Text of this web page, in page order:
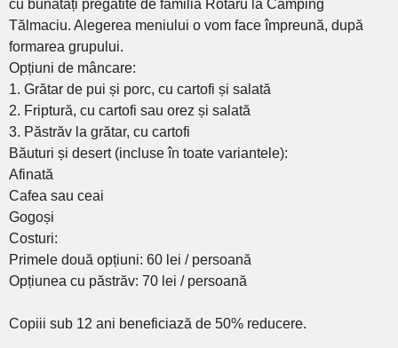
cu bunătăți pregătite de familia Rotaru la Camping
Tălmaciu. Alegerea meniului o vom face împreună, după
formarea grupului.
Opțiuni de mâncare:
1. Grătar de pui și porc, cu cartofi și salată
2. Friptură, cu cartofi sau orez și salată
3. Păstrăv la grătar, cu cartofi
Băuturi și desert (incluse în toate variantele):
Afinată
Cafea sau ceai
Gogoși
Costuri:
Primele două opțiuni: 60 lei / persoană
Opțiunea cu păstrăv: 70 lei / persoană
Copiii sub 12 ani beneficiază de 50% reducere.